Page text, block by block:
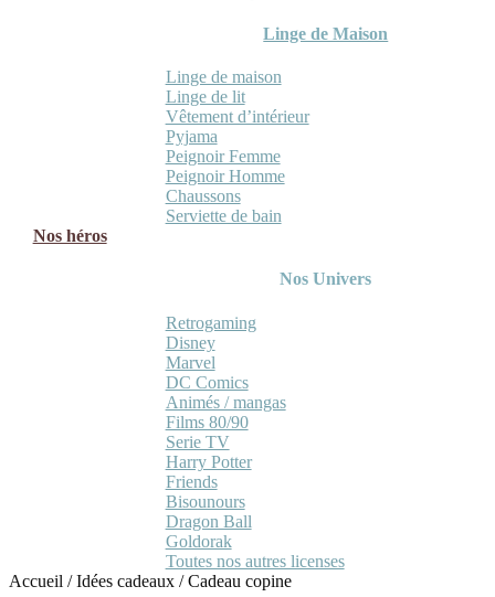
Linge de Maison
Linge de maison
Linge de lit
Vêtement d’intérieur
Pyjama
Peignoir Femme
Peignoir Homme
Chaussons
Serviette de bain
Nos héros
Nos Univers
Retrogaming
Disney
Marvel
DC Comics
Animés / mangas
Films 80/90
Serie TV
Harry Potter
Friends
Bisounours
Dragon Ball
Goldorak
Toutes nos autres licenses
Accueil /Idées cadeaux /Cadeau copine